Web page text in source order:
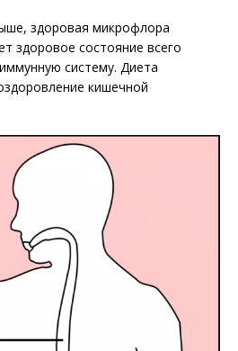
здоровая микрофлора
здоровое состояние всего
систему. Диета
кишечной